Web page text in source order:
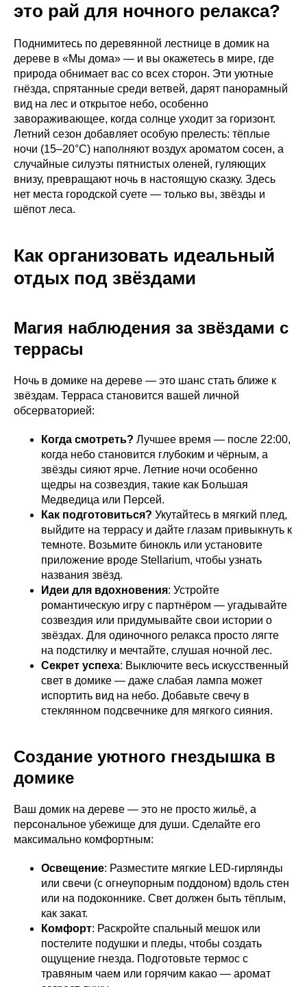
это рай для ночного релакса?
Поднимитесь по деревянной лестнице в домик на
дереве в «Мы дома» — и вы окажетесь в мире, где
природа обнимает вас со всех сторон. Эти уютные
гнёзда, спрятанные среди ветвей, дарят панорамный
вид на лес и открытое небо, особенно
завораживающее, когда солнце уходит за горизонт.
Летний сезон добавляет особую прелесть: тёплые
ночи (15–20°C) наполняют воздух ароматом сосен, а
случайные силуэты пятнистых оленей, гуляющих
внизу, превращают ночь в настоящую сказку. Здесь
нет места городской суете — только вы, звёзды и
шёпот леса.
Как организовать идеальный
отдых под звёздами
Магия наблюдения за звёздами с
террасы
Ночь в домике на дереве — это шанс стать ближе к
звёздам. Терраса становится вашей личной
обсерваторией:
Когда смотреть? Лучшее время — после 22:00,
когда небо становится глубоким и чёрным, а
звёзды сияют ярче. Летние ночи особенно
щедры на созвездия, такие как Большая
Медведица или Персей.
Как подготовиться? Укутайтесь в мягкий плед,
выйдите на террасу и дайте глазам привыкнуть к
темноте. Возьмите бинокль или установите
приложение вроде Stellarium, чтобы узнать
названия звёзд.
Идеи для вдохновения: Устройте
романтическую игру с партнёром — угадывайте
созвездия или придумывайте свои истории о
звёздах. Для одиночного релакса просто лягте
на подстилку и мечтайте, слушая ночной лес.
Секрет успеха: Выключите весь искусственный
свет в домике — даже слабая лампа может
испортить вид на небо. Добавьте свечу в
стеклянном подсвечнике для мягкого сияния.
Создание уютного гнездышка в
домике
Ваш домик на дереве — это не просто жильё, а
персональное убежище для души. Сделайте его
максимально комфортным:
Освещение: Разместите мягкие LED-гирлянды
или свечи (с огнеупорным поддоном) вдоль стен
или на подоконнике. Свет должен быть тёплым,
как закат.
Комфорт: Раскройте спальный мешок или
постелите подушки и пледы, чтобы создать
ощущение гнезда. Подготовьте термос с
травяным чаем или горячим какао — аромат